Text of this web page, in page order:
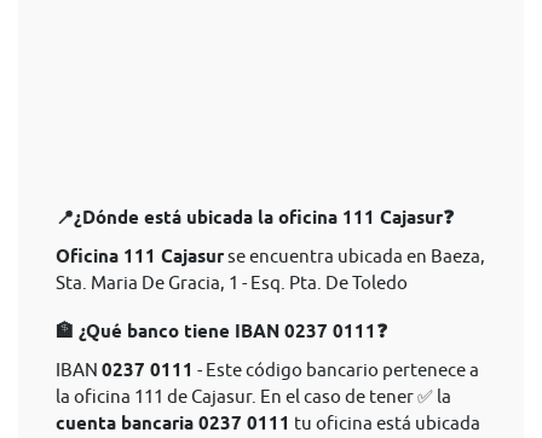
📍¿Dónde está ubicada la oficina 111 Cajasur❓
Oficina 111 Cajasurse encuentra ubicada en Baeza,
Sta. Maria De Gracia, 1 - Esq. Pta. De Toledo
🏦 ¿Qué banco tiene IBAN 0237 0111❓
IBAN 0237 0111 - Este código bancario pertenece a
la oficina 111 de Cajasur. En el caso de tener ✅ la
cuenta bancaria 0237 0111 tu oficina está ubicada